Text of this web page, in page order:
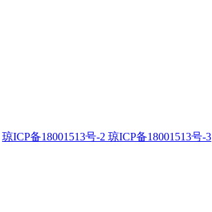
琼ICP备18001513号-2 琼ICP备18001513号-3